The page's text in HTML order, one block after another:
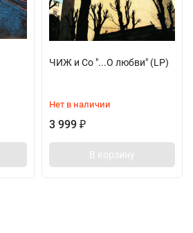
ЧИЖ и Co "...О любви" (LP)
Нет в наличии
3 999 ₽
В корзину